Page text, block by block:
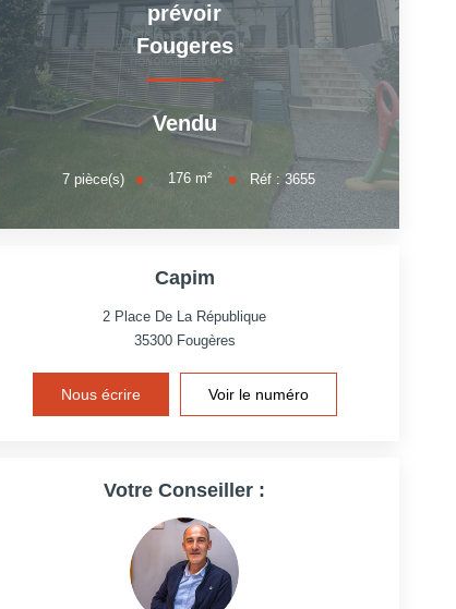
prévoir
Fougeres
Vendu
7pièce(s) 176 m² Réf :3655
Capim
2 Place De La République
35300 Fougères
Nous écrire Voir le numéro
Votre Conseiller :